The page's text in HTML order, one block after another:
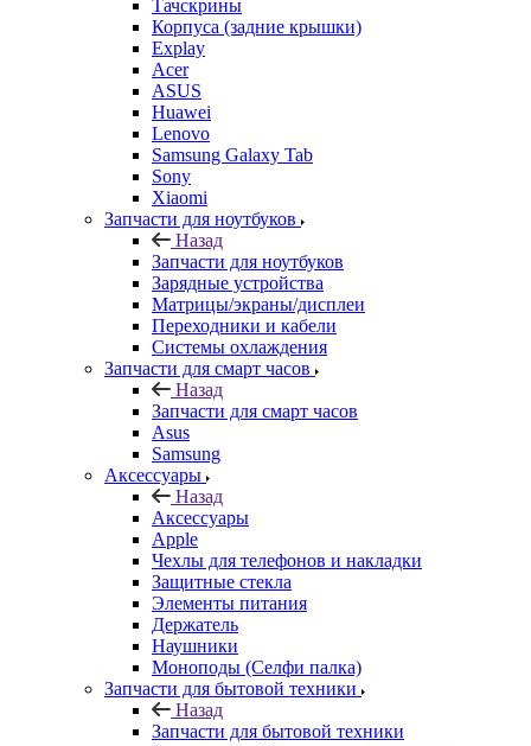
ASUS
Huawei
Lenovo
Samsung Galaxy Tab
Sony
Xiaomi
Запчасти для ноутбуков
Назад
Запчасти для ноутбуков
Зарядные устройства
Матрицы/экраны/дисплеи
Переходники и кабели
Системы охлаждения
Запчасти для смарт часов
Назад
Запчасти для смарт часов
Asus
Samsung
Аксессуары
Назад
Аксессуары
Apple
Чехлы для телефонов и накладки
Защитные стекла
Элементы питания
Держатель
Наушники
Моноподы (Селфи палка)
Запчасти для бытовой техники
Назад
Запчасти для бытовой техники
Запчасти для блендеров и миксеров
Запчасти для водонагревателей
Запчасти для кофемашин